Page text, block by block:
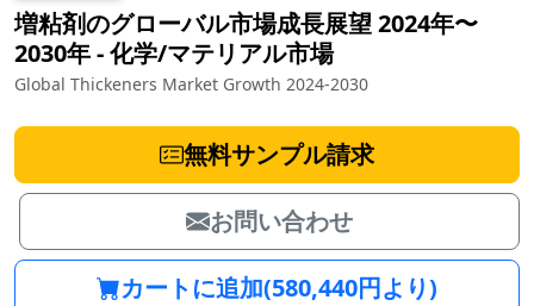
増粘剤のグローバル市場成長展望 2024年〜
2030年‐化学/マテリアル市場
Global Thickeners Market Growth 2024-2030
無料サンプル請求
お問い合わせ
カートに追加(580,440円より)